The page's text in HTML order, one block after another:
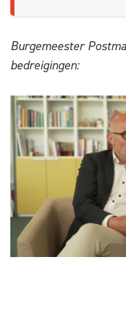
Burgemeester
bedreigingen: